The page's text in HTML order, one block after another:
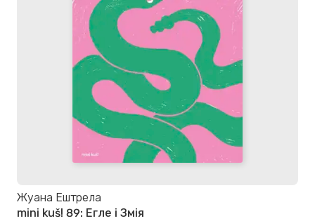
Жуана Ештрела
mini kuš! 89: Егле і Змія